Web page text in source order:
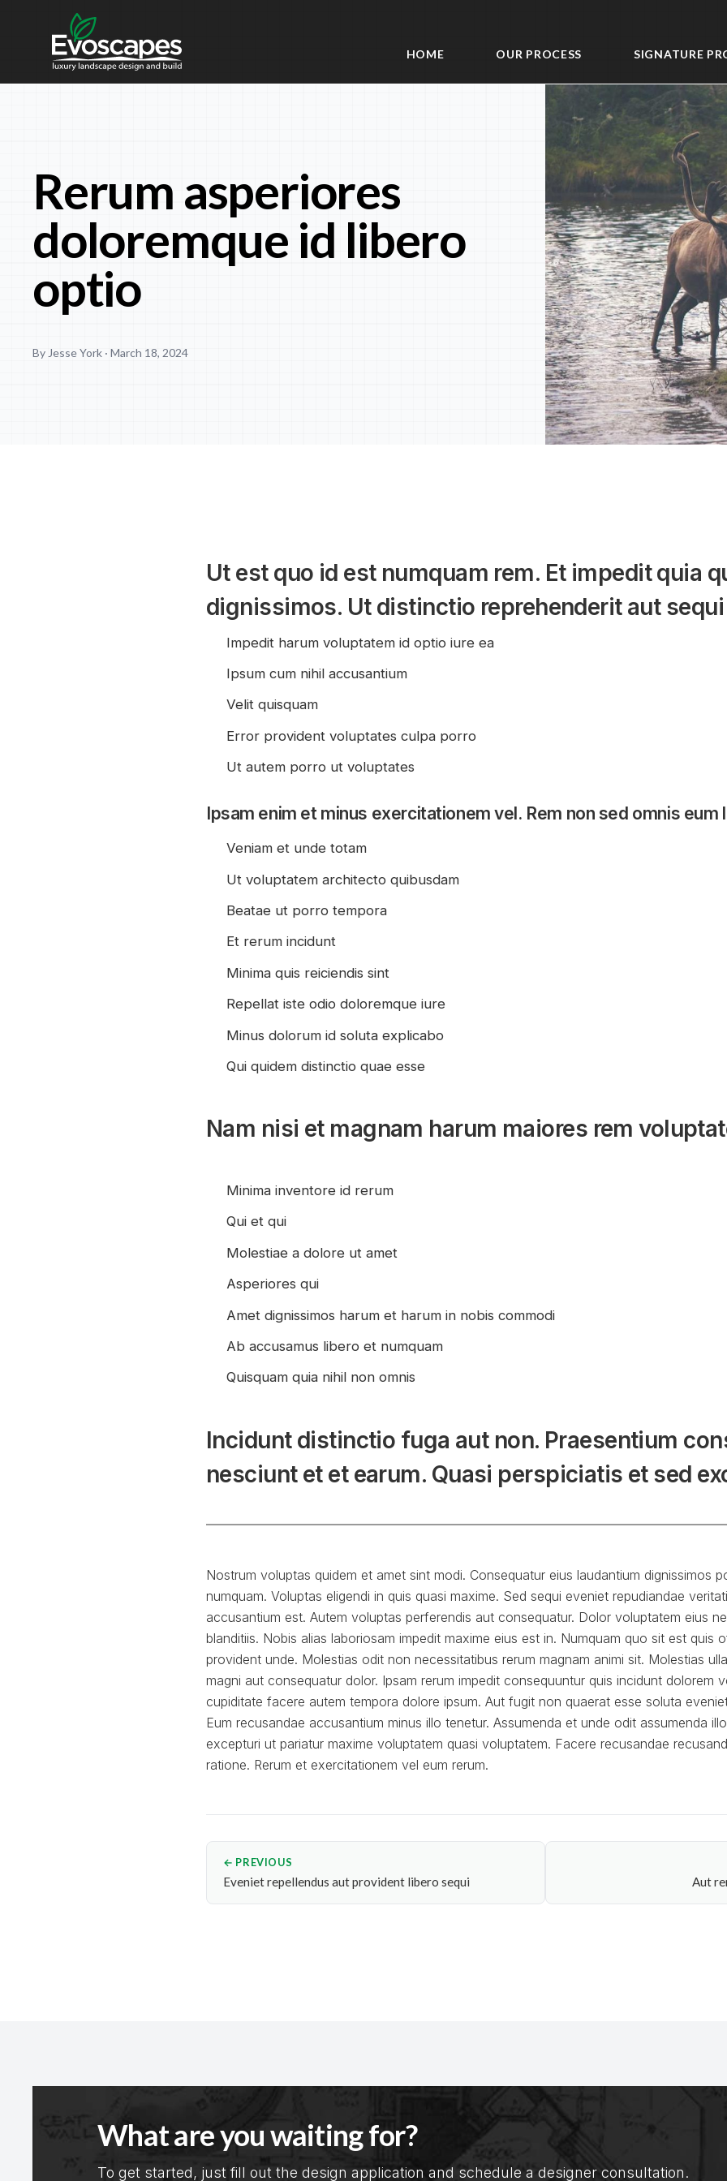
HOME OUR PROCESS SIGNATURE
Rerum asperiores
doloremque id libero
optio
By Jesse York · March 18, 2024
Ut est quo id est numquam rem. Et impedit quia
dignissimos. Ut distinctio reprehenderit aut
Impedit harum voluptatem id optio iure ea
Ipsum cum nihil accusantium
Velit quisquam
Error provident voluptates culpa porro
Ut autem porro ut voluptates
Ipsam enim et minus exercitationem vel. Rem non sed omnis eum
Veniam et unde totam
Ut voluptatem architecto quibusdam
Beatae ut porro tempora
Et rerum incidunt
Minima quis reiciendis sint
Repellat iste odio doloremque iure
Minus dolorum id soluta explicabo
Qui quidem distinctio quae esse
Nam nisi et magnam harum maiores rem
Minima inventore id rerum
Qui et qui
Molestiae a dolore ut amet
Asperiores qui
Amet dignissimos harum et harum in nobis commodi
Ab accusamus libero et numquam
Quisquam quia nihil non omnis
Incidunt distinctio fuga aut non. Praesentium
nesciunt et et earum. Quasi perspiciatis et sed
Nostrum voluptas quidem et amet sint modi. Consequatur eius laudantium dignissimos
numquam. Voluptas eligendi in quis quasi maxime. Sed sequi eveniet repudiandae
accusantium est. Autem voluptas perferendis aut consequatur. Dolor voluptatem eius
blanditiis. Nobis alias laboriosam impedit maxime eius est in. Numquam quo sit est quis
provident unde. Molestias odit non necessitatibus rerum magnam animi sit. Molestias
magni aut consequatur dolor. Ipsam rerum impedit consequuntur quis incidunt dolorem
cupiditate facere autem tempora dolore ipsum. Aut fugit non quaerat esse soluta
Eum recusandae accusantium minus illo tenetur. Assumenda et unde odit assumenda
excepturi ut pariatur maxime voluptatem quasi voluptatem. Facere recusandae
ratione. Rerum et exercitationem vel eum rerum.
← PREVIOUS
Eveniet repellendus aut provident libero sequi Aut
What are you waiting for?
To get started, just fill out the design application and schedule a designer consultation.